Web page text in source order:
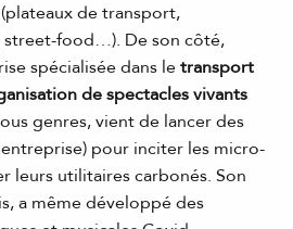
de transport,
street-food…). De son côté,
spécialisée dans letransport
de spectacles vivants
genres, vient de lancer des
pour inciter les micro-
leurs utilitaires carbonés. Son
a même développé des